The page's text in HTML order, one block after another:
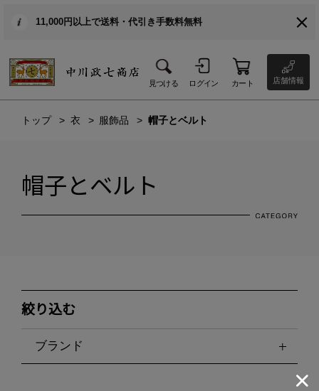
11,000円以上で送料・代引き手数料無料
見つける ログイン カート 店舗情報
トップ 衣 服飾品 帽子とベルト
帽子とベルト
絞り込む
ブランド